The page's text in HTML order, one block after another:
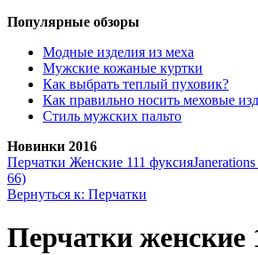
Популярные обзоры
Модные изделия из меха
Мужские кожаные куртки
Как выбрать теплый пуховик?
Как правильно носить меховые
Стиль мужских пальто
Новинки 2016
Перчатки Женские 111 фуксия
66)
Вернуться к: Перчатки
Перчатки женские